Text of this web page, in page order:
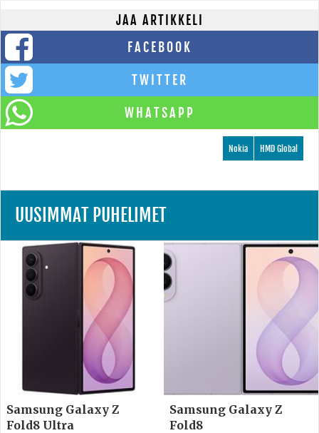
JAA ARTIKKELI
FACEBOOK
TWITTER
WHATSAPP
HMD Global
Nokia
UUSIMMAT PUHELIMET
Samsung Galaxy Z
Fold8 Ultra
Samsung Galaxy Z
Fold8